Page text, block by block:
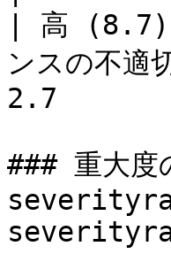
| 高
ンスの
2.7
### 重大